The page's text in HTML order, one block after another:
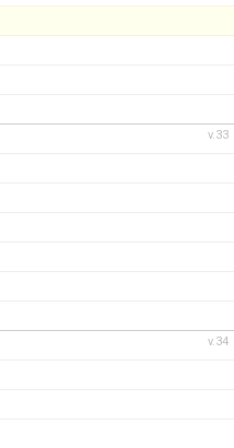
v.33
v.34